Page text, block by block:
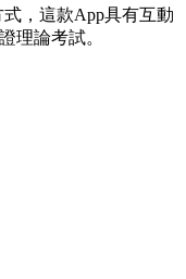
，這款App具有互動
理論考試。